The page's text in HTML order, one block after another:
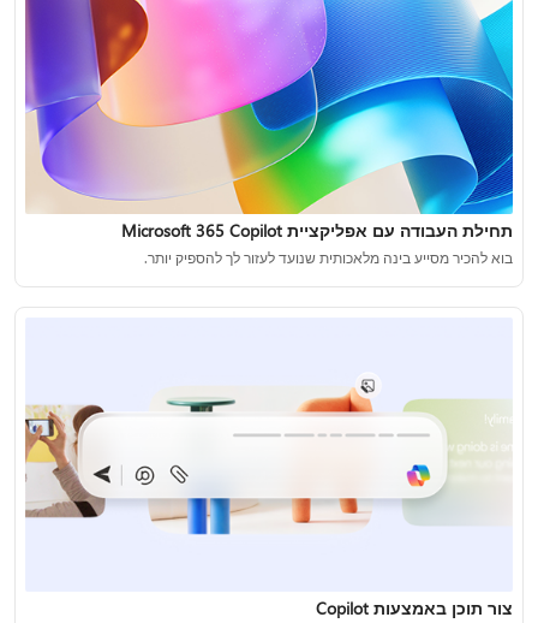
תחילת העבודה עם אפליקציית Microsoft 365 Copilot
בוא להכיר מסייע בינה מלאכותית שנועד לעזור לך להספיק יותר.
צור תוכן באמצעות Copilot